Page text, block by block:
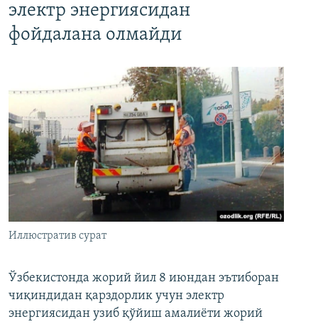
электр энергиясидан
фойдалана олмайди
Иллюстратив сурат
Ўзбекистонда жорий йил 8 июндан эътиборан
чиқиндидан қарздорлик учун электр
энергиясидан узиб қўйиш амалиёти жорий